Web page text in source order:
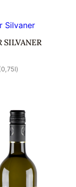
SILVANER